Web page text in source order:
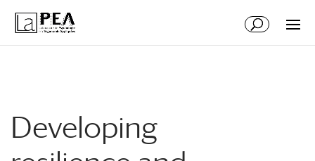
contenu
Developing